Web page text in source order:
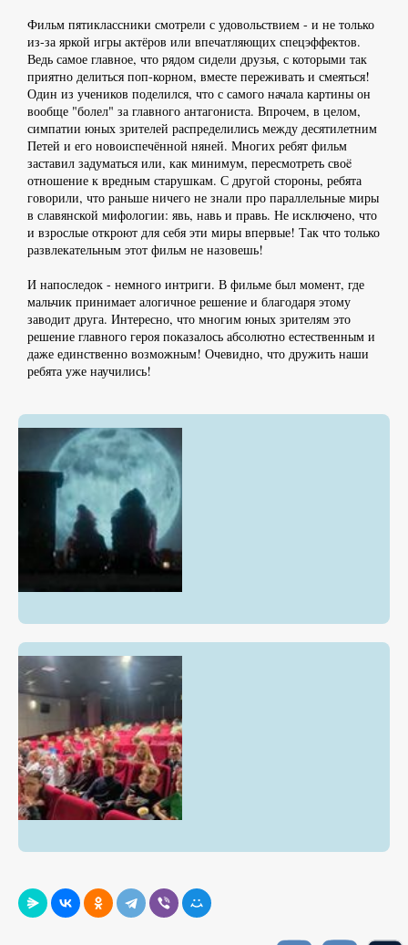
Фильм пятиклассники смотрели с удовольствием - и не только
из-за яркой игры актёров или впечатляющих спецэффектов.
Ведь самое главное, что рядом сидели друзья, с которыми так
приятно делиться поп-корном, вместе переживать и смеяться!
Один из учеников поделился, что с самого начала картины он
вообще "болел" за главного антагониста. Впрочем, в целом,
симпатии юных зрителей распределились между десятилетним
Петей и его новоиспечённой няней. Многих ребят фильм
заставил задуматься или, как минимум, пересмотреть своë
отношение к вредным старушкам. С другой стороны, ребята
говорили, что раньше ничего не знали про параллельные миры
в славянской мифологии: явь, навь и правь. Не исключено, что
и взрослые откроют для себя эти миры впервые! Так что только
развлекательным этот фильм не назовешь!
И напоследок - немного интриги. В фильме был момент, где
мальчик принимает алогичное решение и благодаря этому
заводит друга. Интересно, что многим юных зрителям это
решение главного героя показалось абсолютно естественным и
даже единственно возможным! Очевидно, что дружить наши
ребята уже научились!